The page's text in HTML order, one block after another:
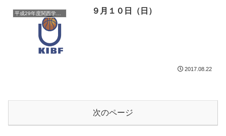
平成29年度関西学生バスケットボールリーグ戦 ９月１０日（日）
2017.08.22
次のページ